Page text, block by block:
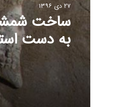
۲۷ دی ۱۳۹۶
ساخت
به دست